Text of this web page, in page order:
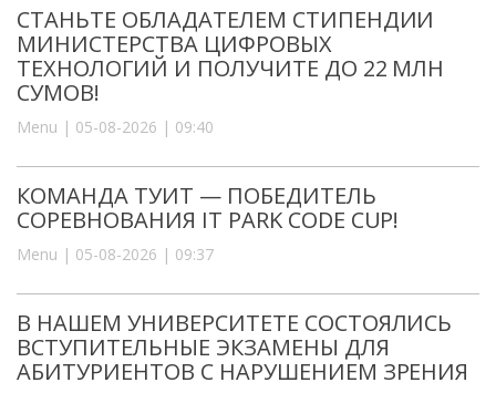
СТАНЬТЕ ОБЛАДАТЕЛЕМ СТИПЕНДИИ
МИНИСТЕРСТВА ЦИФРОВЫХ
ТЕХНОЛОГИЙ И ПОЛУЧИТЕ ДО 22 МЛН
СУМОВ!
Menu | 05-08-2026 | 09:40
КОМАНДА ТУИТ — ПОБЕДИТЕЛЬ
СОРЕВНОВАНИЯ IT PARK CODE CUP!
Menu | 05-08-2026 | 09:37
В НАШЕМ УНИВЕРСИТЕТЕ СОСТОЯЛИСЬ
ВСТУПИТЕЛЬНЫЕ ЭКЗАМЕНЫ ДЛЯ
АБИТУРИЕНТОВ С НАРУШЕНИЕМ ЗРЕНИЯ